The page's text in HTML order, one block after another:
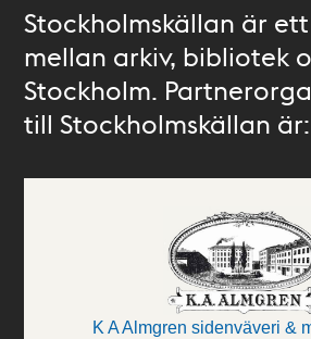
Stockholmskällan är
mellan arkiv, bibliotek
Stockholm.
till Stockholmskällan är:
K A Almgren sidenväveri &